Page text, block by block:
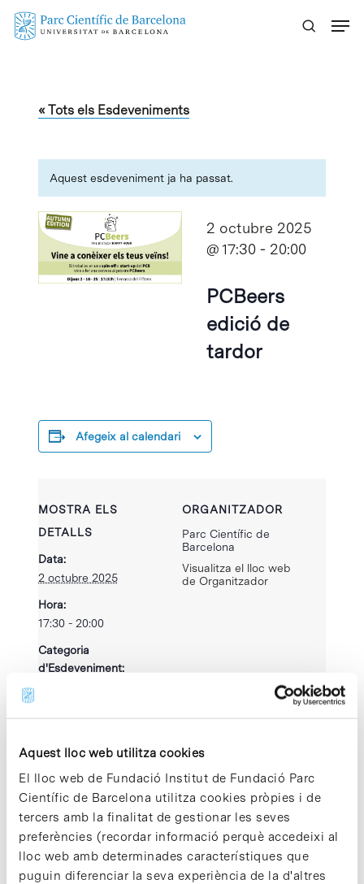
Aquest lloc web utilitza cookies
El lloc web de Fundació Institut de Fundació Parc
Científic de Barcelona utilitza cookies pròpies i de
tercers amb la finalitat de gestionar les seves
preferències (recordar informació perquè accedeixi al
lloc web amb determinades característiques que
puguin diferenciar la seva experiència de la d'altres
Skip
« Tots els Esdeveniments
Aquest esdeveniment ja ha passat.
2 octubre 2025
@ 17:30- 20:00
PCBeers
edició de
tardor
Afegeix al calendari
MOSTRA ELS
DETALLS
Data:
2 octubre 2025
Hora:
17:30 - 20:00
Categoria
d'Esdeveniment:
ORGANITZADOR
Parc Científic de
Barcelona
Visualitza el lloc web
de Organitzador